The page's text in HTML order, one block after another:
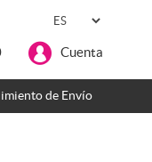
Cuenta
de Envío